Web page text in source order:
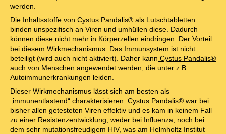
werden.
Die Inhaltsstoffe von Cystus Pandalis® als Lutschtabletten
binden unspezifisch an Viren und umhüllen diese. Dadurch
können diese nicht mehr in Körperzellen eindringen. Der Vorteil
bei diesem Wirkmechanismus: Das Immunsystem ist nicht
beteiligt (wird auch nicht aktiviert). Daher kann Cystus Pandalis®
auch von Menschen angewendet werden, die unter z.B.
Autoimmunerkrankungen leiden.
Dieser Wirkmechanismus lässt sich am besten als
„immunentlastend“ charakterisieren. Cystus Pandalis® war bei
bisher allen getesteten Viren effektiv und es kam in keinem Fall
zu einer Resistenzentwicklung; weder bei Influenza, noch bei
dem sehr mutationsfreudigem HIV, was am Helmholtz Institut